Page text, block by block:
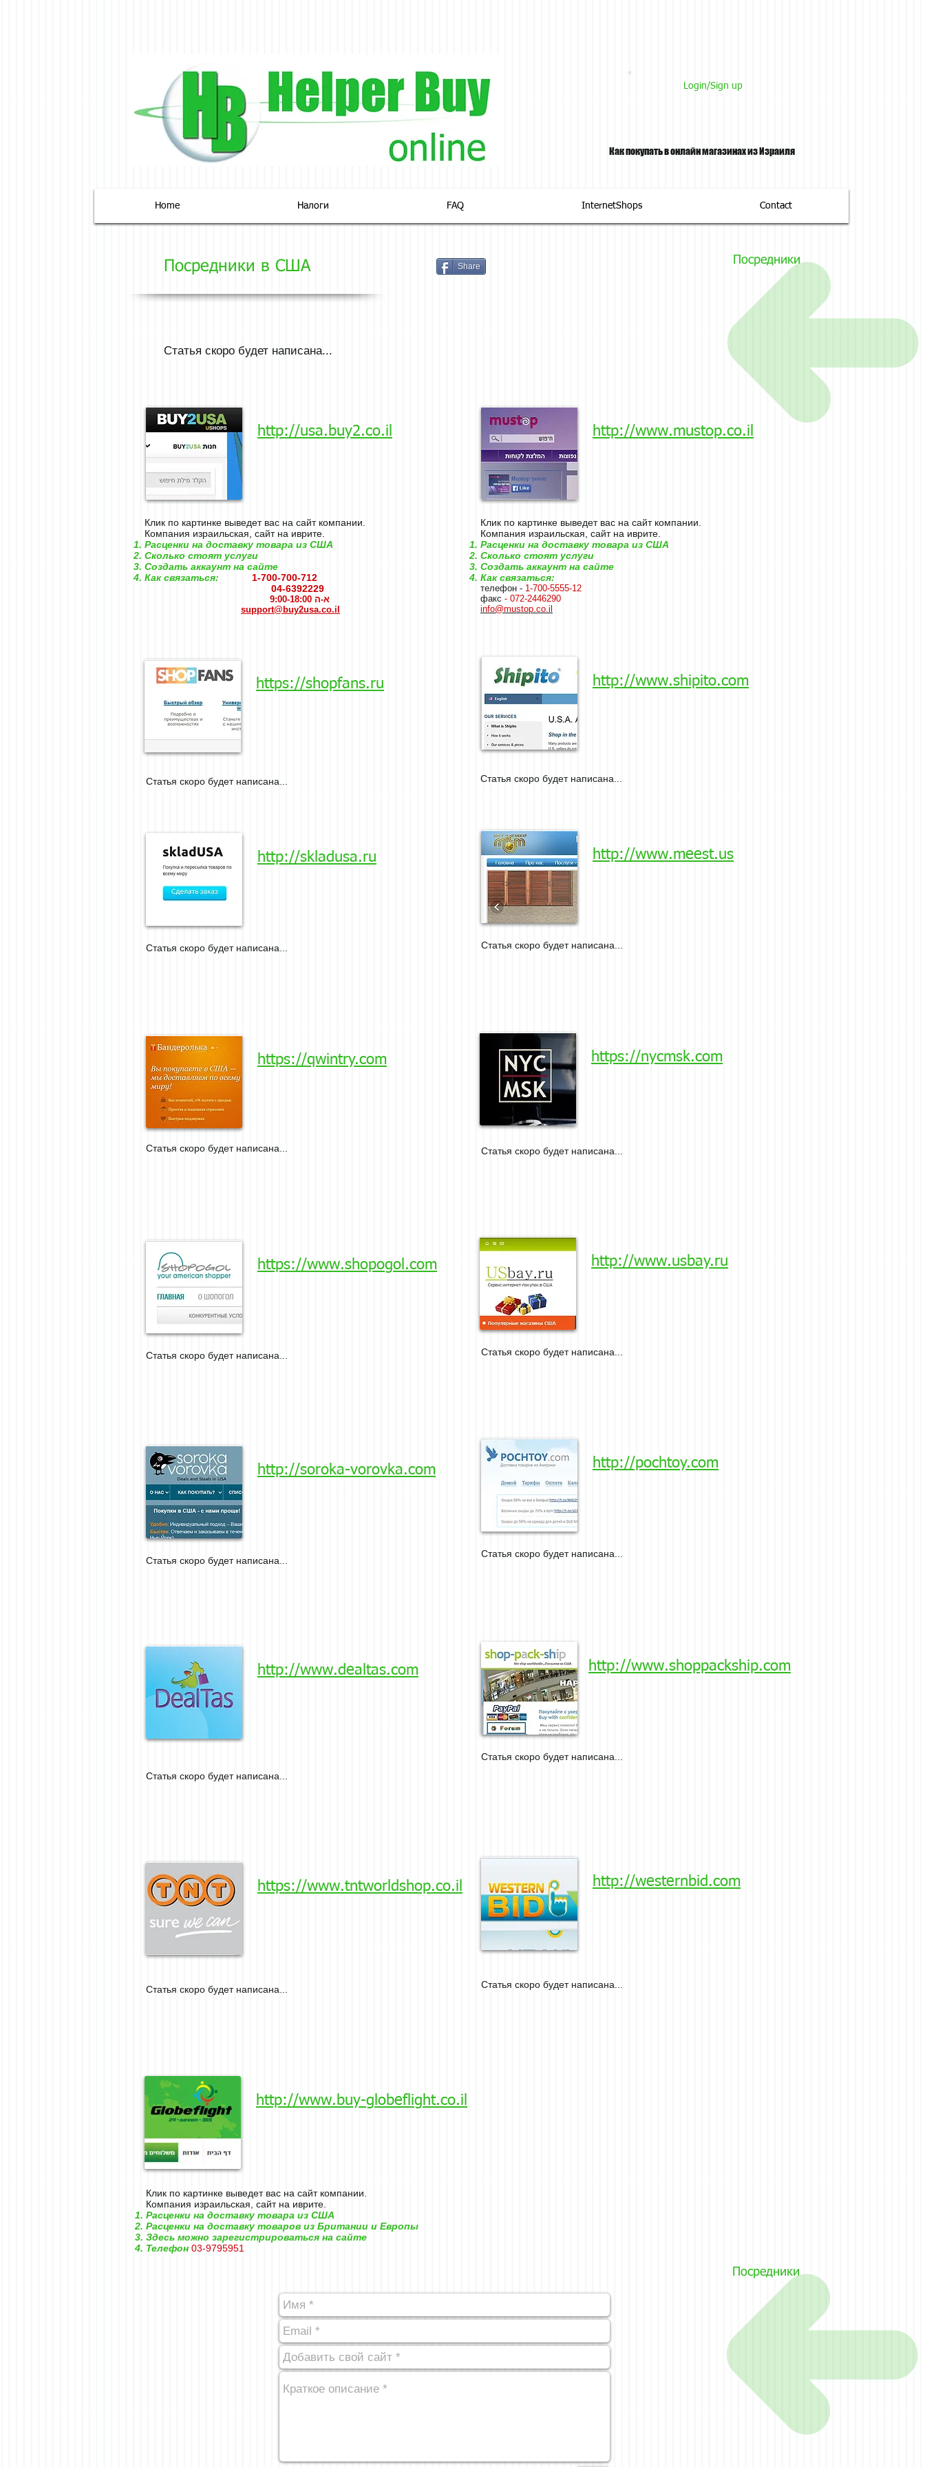
Login/Sign up
Как покупать в онлайн магазинах из Израиля
Home Налоги FAQ InternetShops Contact
Посредники в США
Статья скоро будет написана...
Посредники
Share
http://usa.buy2.co.il
Клик по картинке выведет вас на сайт компании.
Компания израильская, сайт на иврите.
Расценки на доставку товара из США
Сколько стоят услуги
Создать аккаунт на сайте
Как связаться: 1-700-700-712
04-6392229
א-ה 9:00-18:00
support@buy2usa.co.il
http://www.mustop.co.il
Клик по картинке выведет вас на сайт компании.
Компания израильская, сайт на иврите.
Расценки на доставку товара из США
Сколько стоят услуги
Создать аккаунт на сайте
Как связаться:
телефон - 1-700-5555-12
факс - 072-2446290
info@mustop.co.il
https://shopfans.ru
Статья скоро будет написана...
http://www.shipito.com
Статья скоро будет написана...
http://skladusa.ru
Статья скоро будет написана...
http://www.meest.us
Статья скоро будет написана...
https://qwintry.com
Статья скоро будет написана...
https://nycmsk.com
Статья скоро будет написана...
https://www.shopogol.com
Статья скоро будет написана...
http://www.usbay.ru
Статья скоро будет написана...
http://soroka-vorovka.com
Статья скоро будет написана...
http://pochtoy.com
Статья скоро будет написана...
http://www.dealtas.com http://www.shoppackship.com
Статья скоро будет написана...
Статья скоро будет написана...
https://www.tntworldshop.co.il
Статья скоро будет написана...
http://westernbid.com
Статья скоро будет написана...
http://www.buy-globeflight.co.il
Клик по картинке выведет вас на сайт компании.
Компания израильская, сайт на иврите.
Расценки на доставку товара из США
Расценки на доставку товаров из Британии и Европы
Здесь можно зарегистрироваться на сайте
Телефон 03-9795951
Посредники